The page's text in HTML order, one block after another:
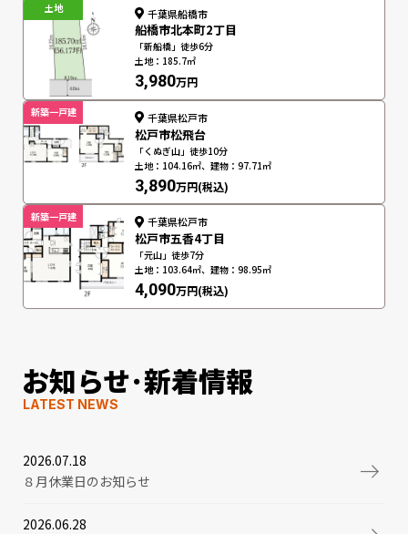
土地 千葉県船橋市
船橋市北本町2丁目
「新船橋」徒歩6分
土地：185.7㎡
3,980万円
新築一戸建 千葉県松戸市
松戸市松飛台
「くぬぎ山」徒歩10分
土地：104.16㎡、建物：97.71㎡
3,890万円(税込)
新築一戸建 千葉県松戸市
松戸市五香4丁目
「元山」徒歩7分
土地：103.64㎡、建物：98.95㎡
4,090万円(税込)
お知らせ･新着情報
LATEST NEWS
2026.07.18
８月休業日のお知らせ
2026.06.28